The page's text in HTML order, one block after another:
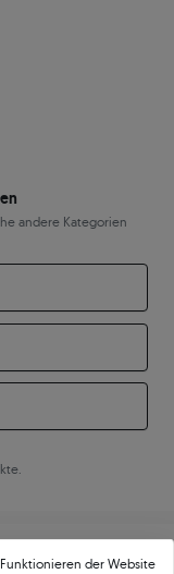
andere Kategorien
der Website